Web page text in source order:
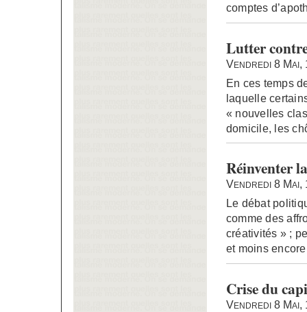
comptes
Lutter
Vendredi 8 Mai,
En ces temps
laquelle
« nouvelles
domicile, les
Réinventer
Vendredi 8 Mai,
Le débat
comme des
créativités » ;
et moins
Crise du
Vendredi 8 Mai,